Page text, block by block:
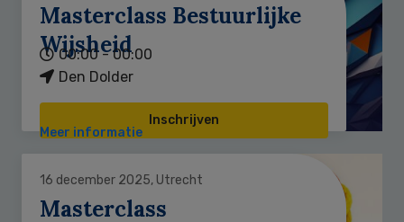
Masterclass Bestuurlijke
Wijsheid
00:00 - 00:00
Den Dolder
Inschrijven
Meer informatie
16 december 2025, Utrecht
Masterclass